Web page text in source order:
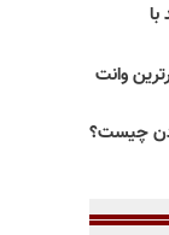
معرفی 25 تا از برترین وانت
چیست؟